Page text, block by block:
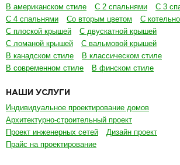
В американском стиле
С 2 спальнями
С 3
С 4 спальнями
Со вторым цветом
С
С плоской крышей
С двускатной крышей
С ломаной крышей
С вальмовой крышей
В канадском стиле
В классическом стиле
В современном стиле
В финском стиле
НАШИ УСЛУГИ
Индивидуальное проектирование домов
Архитектурно-строительный проект
Проект инженерных сетей
Дизайн проект
Прайс на проектирование